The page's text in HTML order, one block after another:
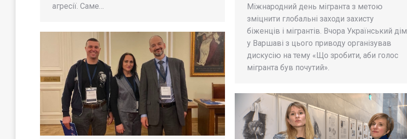
агресії. Саме…
Міжнародний день мігранта з метою
зміцнити глобальні заходи захисту
біженців і мігрантів. Вчора Український дім
у Варшаві з цього приводу організував
дискусію на тему «Що зробити, аби голос
мігранта був почутий».